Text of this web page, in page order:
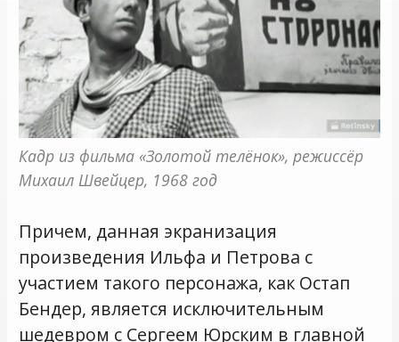
Кадр из фильма «Золотой телёнок», режиссёр
Михаил Швейцер, 1968 год
Причем, данная экранизация
произведения Ильфа и Петрова с
участием такого персонажа, как Остап
Бендер, является исключительным
шедевром с Сергеем Юрским в главной